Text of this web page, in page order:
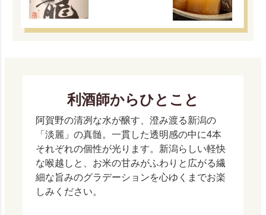
利酒師からひとこと
阿賀野の清冽な水が醸す、澄み渡る新潟の
「淡麗」の真髄。一貫した透明感の中に4本
それぞれの個性が光ります。新潟らしい軽快
な喉越しと、お米の甘みがふわりと広がる繊
細な旨みのグラデーションを心ゆくまでお楽
しみください。